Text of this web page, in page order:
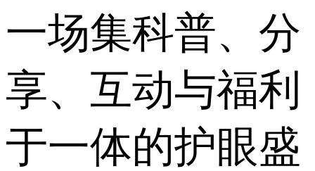
一场集科普、分
享、互动与福利
于一体的护眼盛